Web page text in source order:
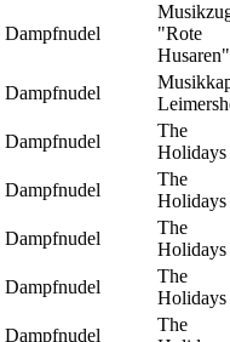
Dampfnudel
"Rote
Husaren"
Dampfnudel
Dampfnudel
The
Holidays
Dampfnudel
The
Holidays
Dampfnudel
The
Holidays
Dampfnudel
The
Holidays
Dampfnudel
The